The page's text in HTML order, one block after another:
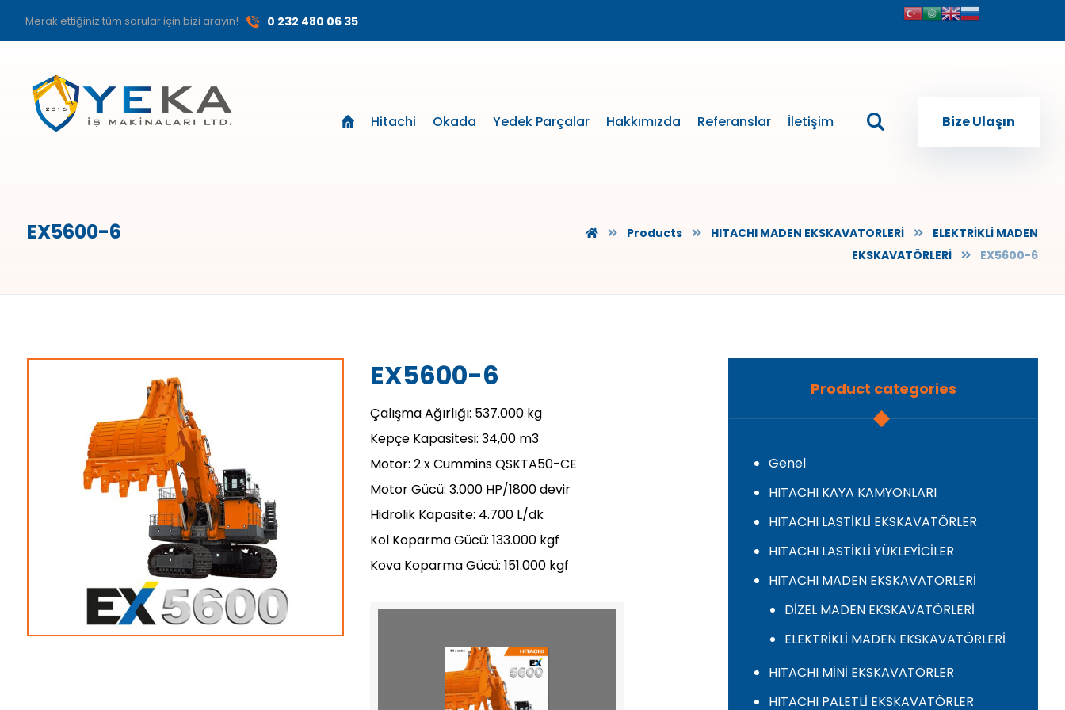
Merak ettiğiniz tüm sorular için bizi arayın! 0 232 480 06 35
Bize Ulaşın
Hitachi Okada Yedek Parçalar Hakkımızda Referanslar İletişim
EX5600-6 Products HITACHI MADEN EKSKAVATORLERİ
ELEKTRİKLİ MADEN
EKSKAVATÖRLERİ
EX5600-6
EX5600-6
Çalışma Ağırlığı: 537.000 kg
Kepçe Kapasitesi: 34,00 m3
Motor: 2 x Cummins QSKTA50-CE
Motor Gücü: 3.000 HP/1800 devir
Hidrolik Kapasite: 4.700 L/dk
Kol Koparma Gücü: 133.000 kgf
Kova Koparma Gücü: 151.000 kgf
Product categories
Genel
HITACHI KAYA KAMYONLARI
HITACHI LASTİKLİ EKSKAVATÖRLER
HITACHI LASTİKLİ YÜKLEYİCİLER
HITACHI MADEN EKSKAVATORLERİ
DİZEL MADEN EKSKAVATÖRLERİ
ELEKTRİKLİ MADEN EKSKAVATÖRLERİ
HITACHI MİNİ EKSKAVATÖRLER
HITACHI PALETLİ EKSKAVATÖRLER